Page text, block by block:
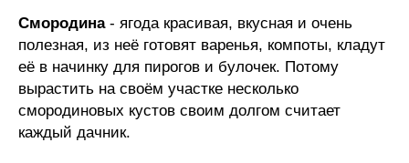
Смородина- ягода красивая, вкусная и очень
полезная, из неё готовят варенья, компоты, кладут
её в начинку для пирогов и булочек. Потому
вырастить на своём участке несколько
смородиновых кустов своим долгом считает
каждый дачник.